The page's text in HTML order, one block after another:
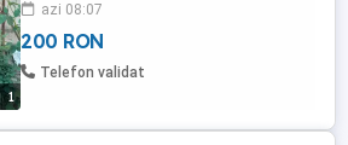
1
azi 08:07
200 RON
Telefon validat